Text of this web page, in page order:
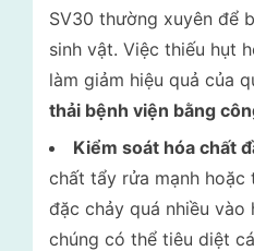
SV30 thường xuyên để
sinh vật. Việc thiếu hụt
làm giảm hiệu quả của
thải bệnh viện bằng
Kiểm soát hóa chất
chất tẩy rửa mạnh hoặc
đặc chảy quá nhiều vào
chúng có thể tiêu diệt